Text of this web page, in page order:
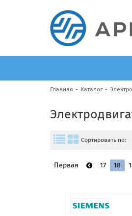
Главная Каталог
Сортировать по:
Первая 17 18